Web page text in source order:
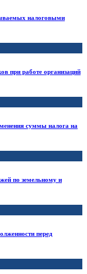
налоговыми
при работе организаций
суммы налога на
по земельному и
перед